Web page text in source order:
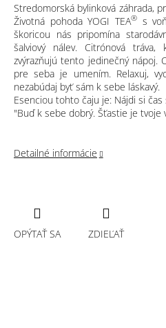
Stredomorská bylinková záhrada,
Životná pohoda YOGI TEA®s
škoricou nás pripomína
šalviový nálev. Citrónová
zvýrazňujú tento jedinečný nápoj.
pre seba je umením. Relaxuj,
nezabúdaj byť sám k sebe láskavý.
Esenciou tohto čaju je: Nájdi si čas
"Buď k sebe dobrý. Šťastie je tvoje
Detailné informácie
OPÝTAŤ SA ZDIEĽAŤ